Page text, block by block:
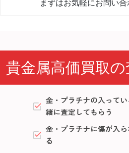
まずはお気軽にお問い合
貴金属高価買取
金・プラチナの入って
緒に査定してもらう
金・プラチナに傷が入
る